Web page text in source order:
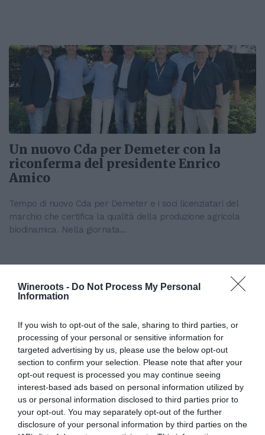
Wineroots - Do Not Process My Personal
Information
If you wish to opt-out of the sale, sharing to third parties, or
processing of your personal or sensitive information for
targeted advertising by us, please use the below opt-out
section to confirm your selection. Please note that after your
opt-out request is processed you may continue seeing
interest-based ads based on personal information utilized by
us or personal information disclosed to third parties prior to
your opt-out. You may separately opt-out of the further
disclosure of your personal information by third parties on the
Un nuovo Cda per Demeter con la
riconferma del presidente Enrico
Amico
Tempo di nuovo Cda per Demeter e i soci licenziatari del
marchio che certifica la qualità della produzione agricola
biodinamica. Nella giornata...
Il Gruppo ARGEA acquisisce WinesU
con l'obiettivo di rafforzare il
posizionamento negli Stati Uniti